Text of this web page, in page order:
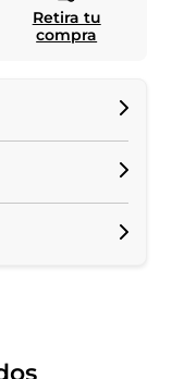
Retira tu
compra